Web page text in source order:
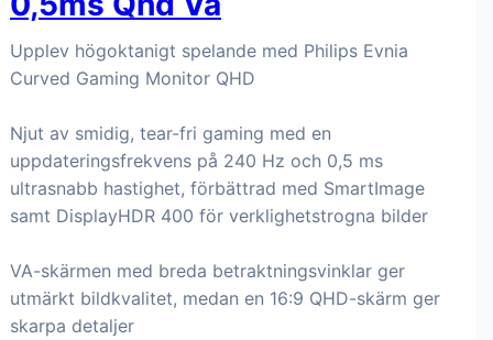
Upplev högoktanigt spelande med Philips Evnia
Curved Gaming Monitor QHD
Njut av smidig, tear-fri gaming med en
uppdateringsfrekvens på 240 Hz och 0,5 ms
ultrasnabb hastighet, förbättrad med SmartImage
samt DisplayHDR 400 för verklighetstrogna bilder
VA-skärmen med breda betraktningsvinklar ger
utmärkt bildkvalitet, medan en 16:9 QHD-skärm ger
skarpa detaljer